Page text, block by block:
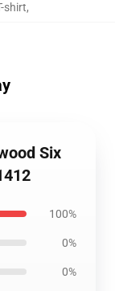
shirt,
Six
100%
0%
0%